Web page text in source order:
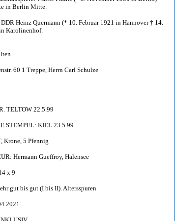
in Berlin Mitte.
Heinz Quermann (* 10. Februar 1921 in Hannover † 14.
Karolinenhof.
60 1 Treppe, Herrn Carl Schulze
TELTOW 22.5.99
STEMPEL: KIEL 23.5.99
Krone, 5 Pfennig
Hermann Gueffroy, Halensee
x 9
gut bis gut (I bis II). Altersspuren